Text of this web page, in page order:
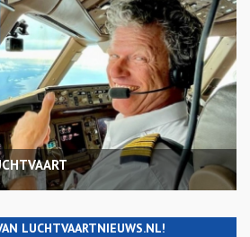
LUCHTVAARTNIEUWS.NL!